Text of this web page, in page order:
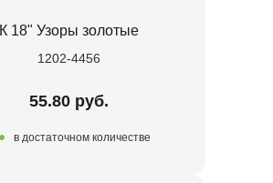
К 18" Узоры золотые
1202-4456
55.80 руб.
в достаточном количестве